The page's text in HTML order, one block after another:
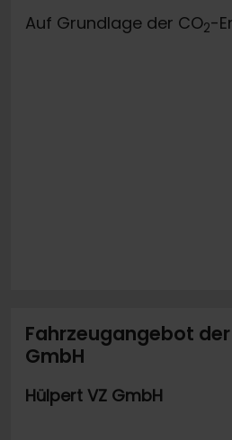
Auf Grundlage der CO2-
Fahrzeugangebot
GmbH
Hülpert VZ GmbH